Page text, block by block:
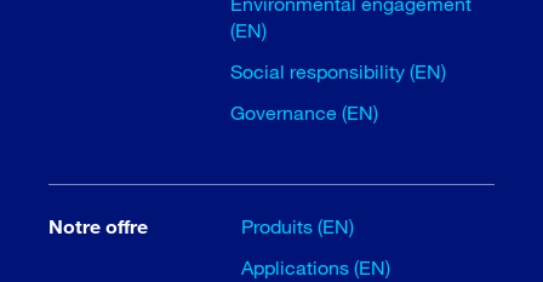
(EN)
Social responsibility (EN)
Governance (EN)
Notre offre
Produits (EN)
Applications (EN)